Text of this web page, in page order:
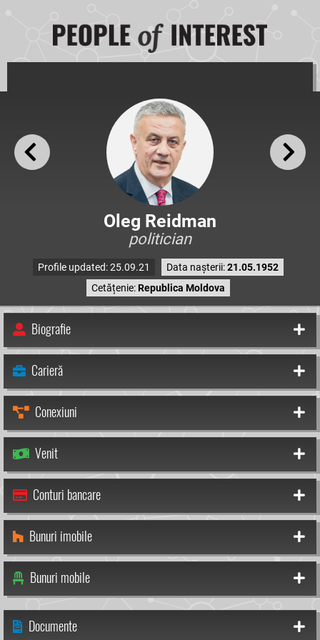
Oleg Reidman
politician
Profile updated: 25.09.21 Data nașterii:21.05.1952
Cetățenie:Republica Moldova
Biografie
Carieră
Conexiuni
Venit
Conturi bancare
Bunuri imobile
Bunuri mobile
Documente